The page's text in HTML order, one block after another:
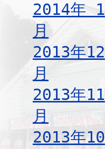
2014年 1
月
2013年12
月
2013年11
月
2013年10